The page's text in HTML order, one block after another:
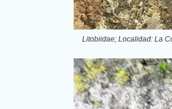
Litobiidae; Localidad: La